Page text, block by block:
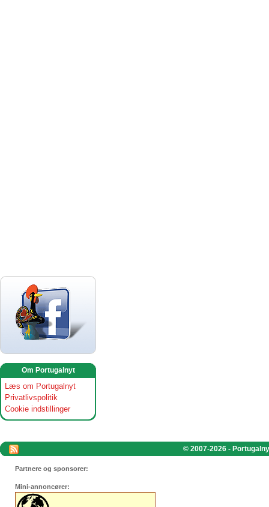
Om Portugalnyt
Læs om Portugalnyt
Privatlivspolitik
Cookie indstillinger
© 2007-2026 -
Partnere og sponsorer:
Mini-annoncører: